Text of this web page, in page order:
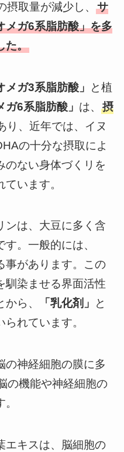
取量が減少し、 サ
メガ6系脂肪酸」を多
た。
メガ3系脂肪酸」
と植
ガ6系脂肪酸」 は、 摂
り、近年では、イヌ
の十分な摂取によ
のない身体づくリを
います。
ンは、大豆に多く含
。一般的には、
事があります。この
馴染ませる界面活性
ら、
「乳化剤」
と
れています。
の神経細胞の膜に多
の機能や神経細胞の
エキスは、脳細胞の